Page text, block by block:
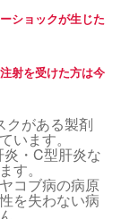
ショックが生じた
射を受けた方は今
クがある製剤
います。
・C型肝炎な
す。
コブ病の病原
を失わない病